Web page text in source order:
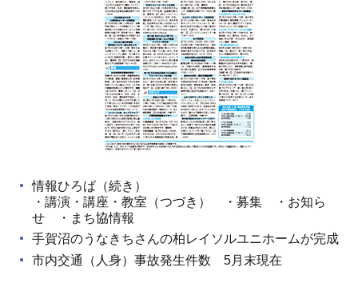
情報ひろば（続き）
・講演・講座・教室（つづき） ・募集 ・お知ら
せ ・まち協情報
手賀沼のうなきちさんの柏レイソルユニホームが完成
市内交通（人身）事故発生件数 5月末現在